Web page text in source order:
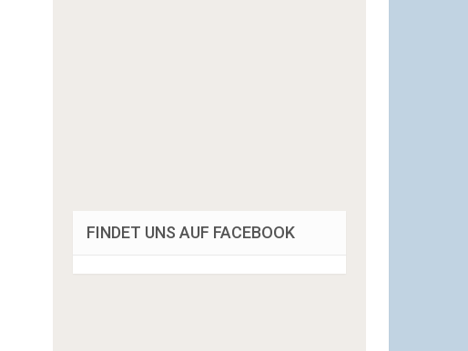
FINDET UNS AUF FACEBOOK